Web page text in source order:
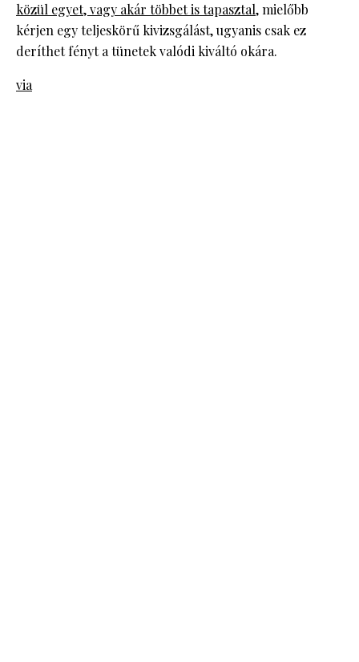
közül egyet, vagy akár többet is tapasztal, mielőbb
kérjen egy teljeskörű kivizsgálást, ugyanis csak ez
deríthet fényt a tünetek valódi kiváltó okára.
via